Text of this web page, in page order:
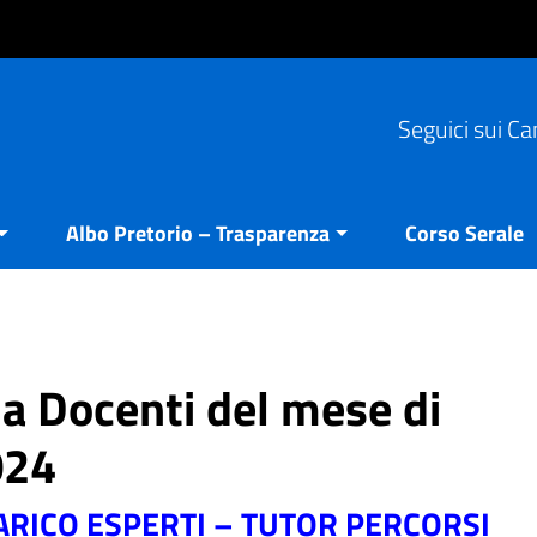
Seguici sui
Albo Pretorio – Trasparenza Corso Serale
Docenti del mese di
ESPERTI – TUTOR PERCORSI